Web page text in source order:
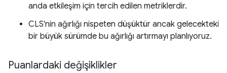
anda etkileşim için tercih edilen metriklerdir.
CLS'nin ağırlığı nispeten düşüktür ancak gelecekteki
bir büyük sürümde bu ağırlığı artırmayı planlıyoruz.
Puanlardaki değişiklikler